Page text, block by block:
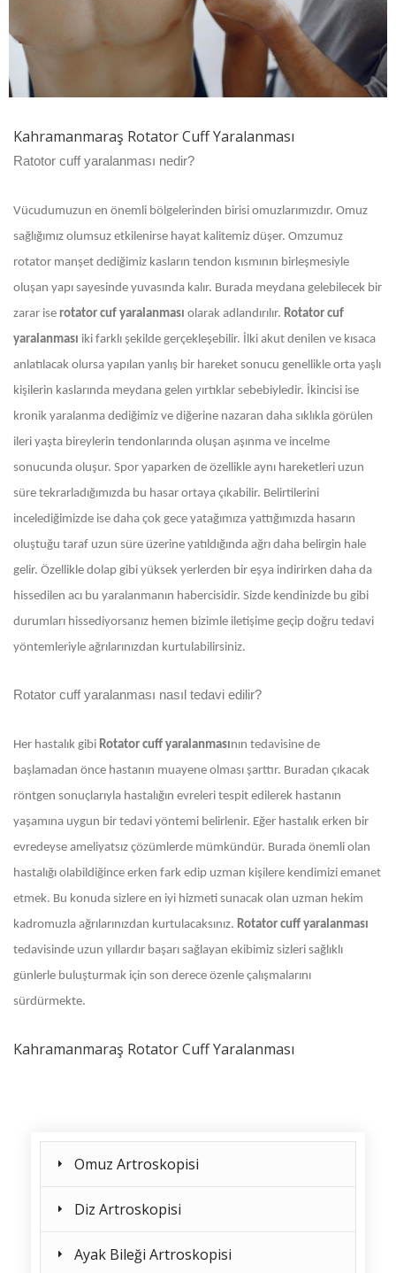
Kahramanmaraş Rotator Cuff Yaralanması
Ratotor cuff yaralanması nedir?
Vücudumuzun en önemli bölgelerinden birisi omuzlarımızdır. Omuz
sağlığımız olumsuz etkilenirse hayat kalitemiz düşer. Omzumuz
rotator manşet dediğimiz kasların tendon kısmının birleşmesiyle
oluşan yapı sayesinde yuvasında kalır. Burada meydana gelebilecek bir
zarar ise rotator cuf yaralanması olarak adlandırılır. Rotator cuf
yaralanması iki farklı şekilde gerçekleşebilir. İlki akut denilen ve kısaca
anlatılacak olursa yapılan yanlış bir hareket sonucu genellikle orta yaşlı
kişilerin kaslarında meydana gelen yırtıklar sebebiyledir. İkincisi ise
kronik yaralanma dediğimiz ve diğerine nazaran daha sıklıkla görülen
ileri yaşta bireylerin tendonlarında oluşan aşınma ve incelme
sonucunda oluşur. Spor yaparken de özellikle aynı hareketleri uzun
süre tekrarladığımızda bu hasar ortaya çıkabilir. Belirtilerini
incelediğimizde ise daha çok gece yatağımıza yattığımızda hasarın
oluştuğu taraf uzun süre üzerine yatıldığında ağrı daha belirgin hale
gelir. Özellikle dolap gibi yüksek yerlerden bir eşya indirirken daha da
hissedilen acı bu yaralanmanın habercisidir. Sizde kendinizde bu gibi
durumları hissediyorsanız hemen bizimle iletişime geçip doğru tedavi
yöntemleriyle ağrılarınızdan kurtulabilirsiniz.
Rotator cuff yaralanması nasıl tedavi edilir?
Her hastalık gibi Rotator cuff yaralanmasının tedavisine de
başlamadan önce hastanın muayene olması şarttır. Buradan çıkacak
röntgen sonuçlarıyla hastalığın evreleri tespit edilerek hastanın
yaşamına uygun bir tedavi yöntemi belirlenir. Eğer hastalık erken bir
evredeyse ameliyatsız çözümlerde mümkündür. Burada önemli olan
hastalığı olabildiğince erken fark edip uzman kişilere kendimizi emanet
etmek. Bu konuda sizlere en iyi hizmeti sunacak olan uzman hekim
kadromuzla ağrılarınızdan kurtulacaksınız. Rotator cuff yaralanması
tedavisinde uzun yıllardır başarı sağlayan ekibimiz sizleri sağlıklı
günlerle buluşturmak için son derece özenle çalışmalarını
sürdürmekte.
Kahramanmaraş Rotator Cuff Yaralanması
Omuz Artroskopisi
Diz Artroskopisi
Ayak Bileği Artroskopisi